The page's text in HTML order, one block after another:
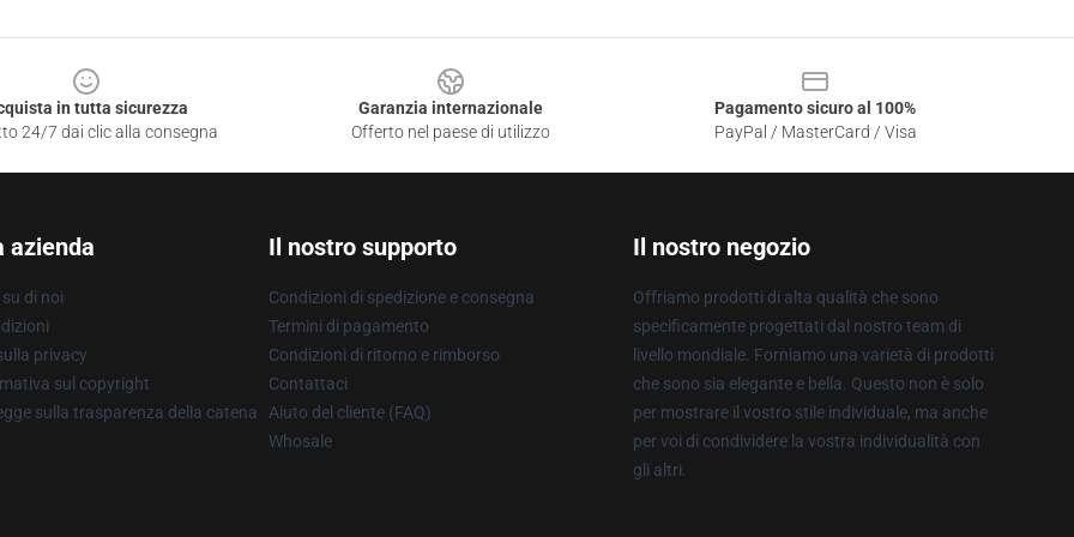
in tutta sicurezza
24/7 dai clic alla consegna
Garanzia internazionale
Offerto nel paese di utilizzo
Pagamento sicuro al 100%
PayPal / MasterCard / Visa
azienda
di noi
privacy
sul copyright
sulla trasparenza della catena
Il nostro supporto
Condizioni di spedizione e consegna
Termini di pagamento
Condizioni di ritorno e rimborso
Contattaci
Aiuto del cliente (FAQ)
Whosale
Il nostro negozio
Offriamo prodotti di alta qualità che sono
specificamente progettati dal nostro team di
livello mondiale. Forniamo una varietà di prodotti
che sono sia elegante e bella. Questo non è solo
per mostrare il vostro stile individuale, ma anche
per voi di condividere la vostra individualità con
gli altri.